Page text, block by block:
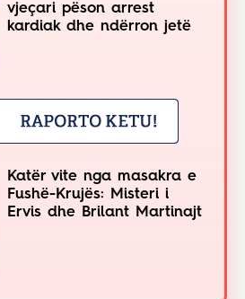
vjeçari pëson arrest
kardiak dhe ndërron jetë
Katër vite nga masakra e
Fushë-Krujës: Misteri i
Ervis dhe Brilant Martinajt